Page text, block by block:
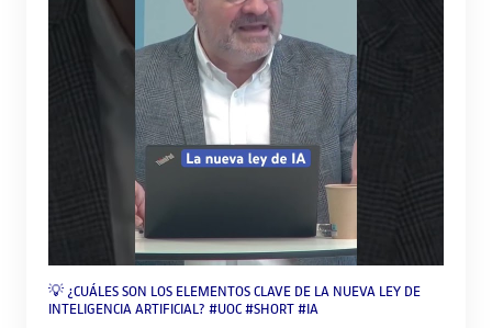
💡 ¿CUÁLES SON LOS ELEMENTOS CLAVE DE LA NUEVA LEY DE
INTELIGENCIA ARTIFICIAL? #UOC #SHORT #IA